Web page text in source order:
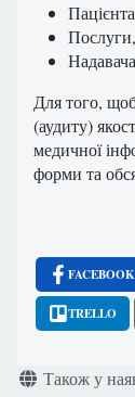
Для того,
(аудиту)
медичної
форми та
FACEBOOK
TRELLO
ДеталіТакож у